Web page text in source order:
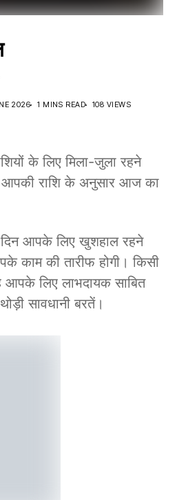
2026 1 MINS READ 108 VIEWS
के लिए मिला-जुला रहने
राशि के अनुसार आज का
आपके लिए खुशहाल रहने
काम की तारीफ होगी। किसी
आपके लिए लाभदायक साबित
सावधानी बरतें।